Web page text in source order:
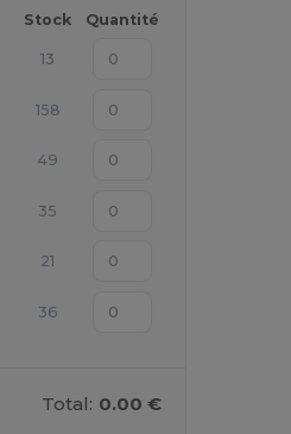
Stock Quantité
13
158
49
35
21
36
Total: 0.00 €